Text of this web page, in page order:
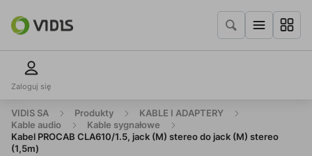
Zaloguj się
VIDIS SA Produkty
KABLE I ADAPTERY
Kable audio
Kable sygnałowe
Kabel PROCAB CLA610/1.5, jack (M) stereo do jack (M) stereo
(1,5m)